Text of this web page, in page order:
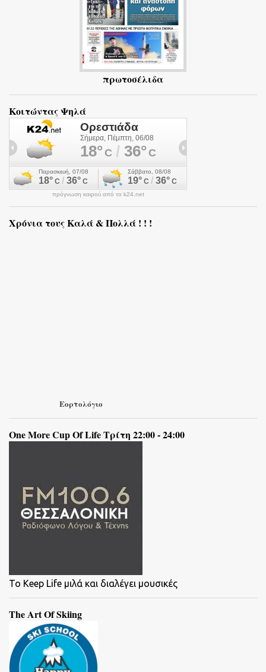
πρωτοσέλιδα
Κοιτώντας Ψηλά
πρόγνωση καιρού από το k24.net
Χρόνια τους Καλά & Πολλά ! ! !
Εορτολόγιο
One More Cup Of Life Τρίτη 22:00 - 24:00
To Keep Life μιλά και διαλέγει μουσικές
The Art Of Skiing